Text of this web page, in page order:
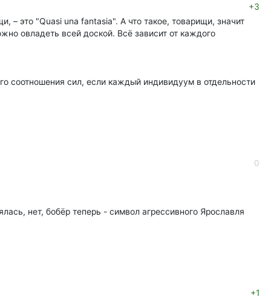
+3
– это "Quasi una fantasia". А что такое, товарищи, значит
овладеть всей доской. Всё зависит от каждого
соотношения сил, если каждый индивидуум в отдельности
0
нет, бобёр теперь - символ агрессивного Ярославля
+1